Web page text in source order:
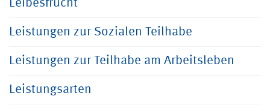
Leibesfrucht
Leistungen zur Sozialen Teilhabe
Leistungen zur Teilhabe am Arbeitsleben
Leistungsarten